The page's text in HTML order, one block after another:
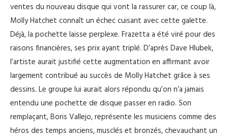
ventes du nouveau disque qui vont la rassurer car, ce coup là,
Molly Hatchet connaît un échec cuisant avec cette galette.
Déjà, la pochette laisse perplexe. Frazetta a été viré pour des
raisons financières, ses prix ayant triplé. D’après Dave Hlubek,
l’artiste aurait justifié cette augmentation en affirmant avoir
largement contribué au succès de Molly Hatchet grâce à ses
dessins. Le groupe lui aurait alors répondu qu’on n’a jamais
entendu une pochette de disque passer en radio. Son
remplaçant, Boris Vallejo, représente les musiciens comme des
héros des temps anciens, musclés et bronzés, chevauchant un